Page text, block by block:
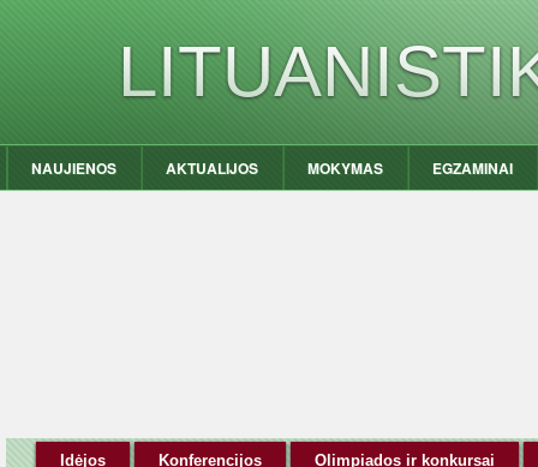
NAUJIENOS AKTUALIJOS MOKYMAS EGZAMINAI
Idėjos Konferencijos Olimpiados ir konkursai